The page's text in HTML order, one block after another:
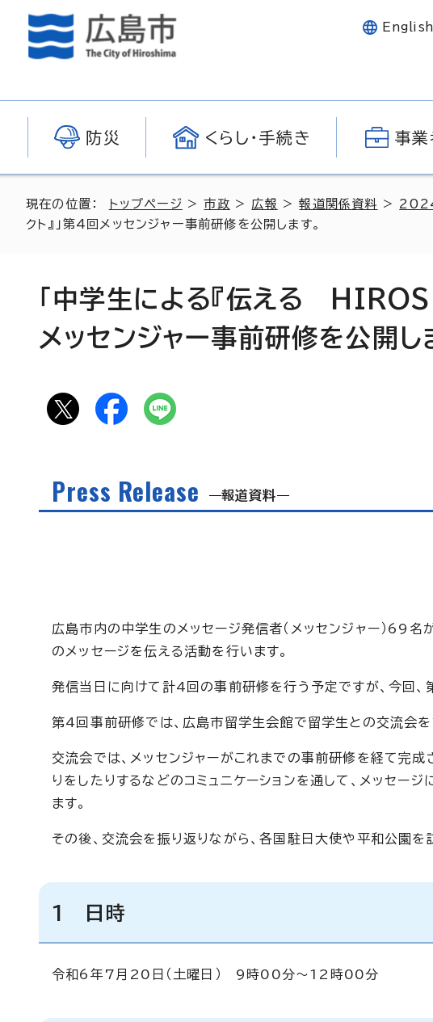
English
防災 くらし・手続き 事業
現在の位置： トップページ >市政 > 広報 >報道関係資料 >
クト』」第4回メッセンジャー事前研修を公開します。
「中学生による『伝える
メッセンジャー事前研修を公開し
Press Release 報道資料
広島市内の中学生のメッセージ発信者（メッセンジャー）69
のメッセージを伝える活動を行います。
発信当日に向けて計4回の事前研修を行う予定ですが、今回、
第4回事前研修では、広島市留学生会館で留学生との交流会を
交流会では、メッセンジャーがこれまでの事前研修を経て完
りをしたりするなどのコミュニケーションを通して、メッセー
ます。
その後、交流会を振り返りながら、各国駐日大使や平和公園
1 日時
令和6年7月20日（土曜日） 9時00分～12時00分